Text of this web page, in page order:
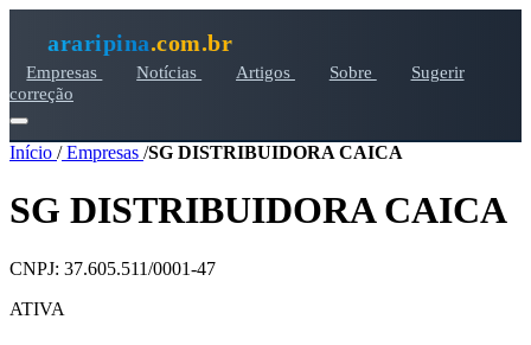
araripina.com.br
Empresas Notícias Artigos Sobre
Sugerir
correção
Início /Empresas /SG DISTRIBUIDORA CAICA
SG DISTRIBUIDORA CAICA
CNPJ: 37.605.511/0001-47
ATIVA